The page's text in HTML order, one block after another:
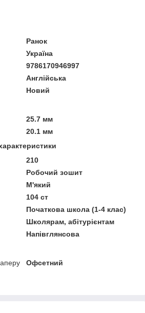
Ранок
Україна
9786170946997
Англійська
Новий
25.7 мм
20.1 мм
210
Робочий зошит
М'який
104 ст
Початкова школа (1-4 клас)
Школярам, абітурієнтам
Напівглянсова
Офсетний